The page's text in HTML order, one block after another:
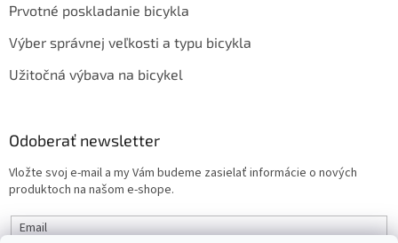
Prvotné poskladanie bicykla
Výber správnej veľkosti a typu bicykla
Užitočná výbava na bicykel
Odoberať newsletter
Vložte svoj e-mail a my Vám budeme zasielať informácie o nových
produktoch na našom e-shope.
Email